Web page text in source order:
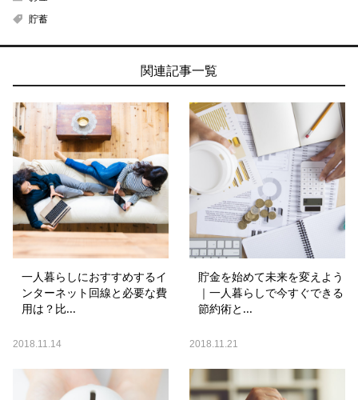
貯蓄
関連記事一覧
一人暮らしにおすすめするイ
ンターネット回線と必要な費
用は？比...
2018.11.14
貯金を始めて未来を変えよう
｜一人暮らしで今すぐできる
節約術と...
2018.11.21